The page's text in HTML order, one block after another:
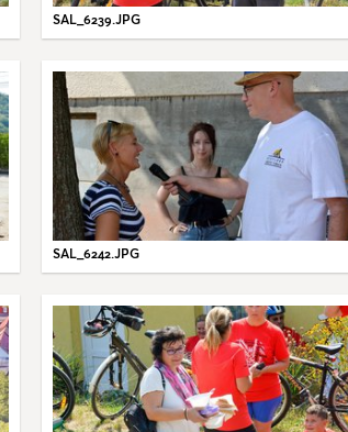
SAL_6239.JPG
SAL_6242.JPG